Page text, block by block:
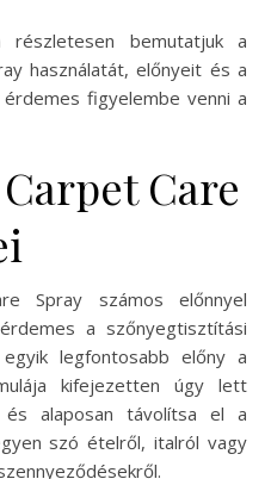
részletesen bemutatjuk a
használatát, előnyeit és a
figyelembe venni a
Care
Spray számos előnnyel
a szőnyegtisztítási
legfontosabb előny a
kifejezetten úgy lett
és alaposan távolítsa el a
szó ételről, italról vagy